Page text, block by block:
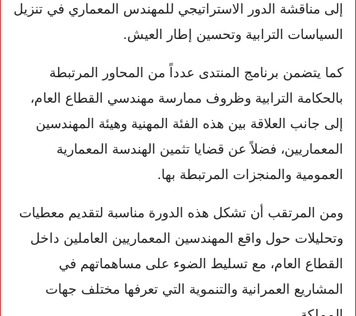
إلى مناقشة الدور الاستراتيجي للمهندس المعماري في تنزيل
السياسات الترابية وتحسين إطار العيش.
كما يتضمن برنامج المنتدى عدداً من المحاور المرتبطة
بالحكامة الترابية وظروف ممارسة مهندسي القطاع العام،
إلى جانب العلاقة بين هذه الفئة المهنية وهيئة المهندسين
المعماريين، فضلاً عن قضايا تثمين الهندسة المعمارية
العمومية والمنجزات المرتبطة بها.
ومن المرتقب أن تشكل هذه الدورة مناسبة لتقديم معطيات
وتحليلات حول واقع المهندسين المعماريين العاملين داخل
القطاع العام، مع تسليط الضوء على مساهماتهم في
المشاريع العمرانية والتنموية التي تعرفها مختلف جهات